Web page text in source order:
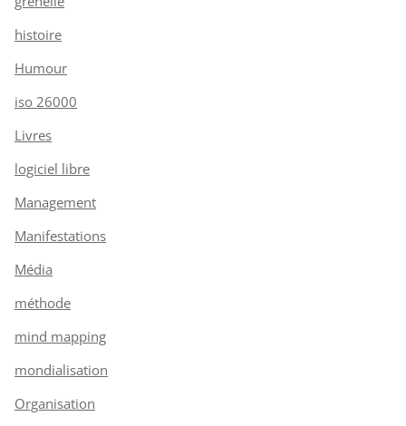
histoire
Humour
iso 26000
Livres
logiciel libre
Management
Manifestations
Média
méthode
mind mapping
mondialisation
Organisation